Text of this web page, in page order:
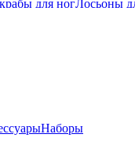
для ногЛосьоны
Наборы